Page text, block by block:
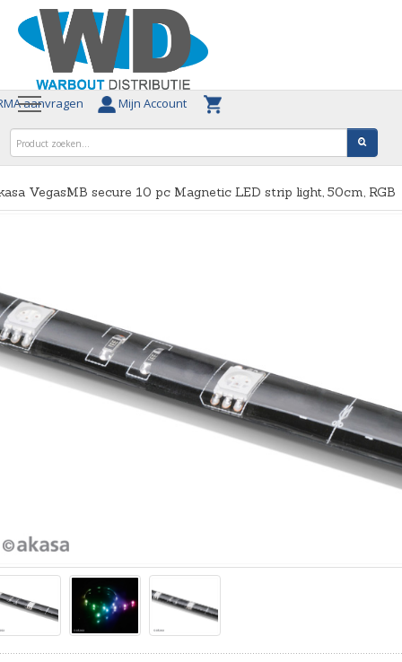
aanvragen Mijn Account
VegasMB secure 10 pc Magnetic LED strip light, 50cm, RGB